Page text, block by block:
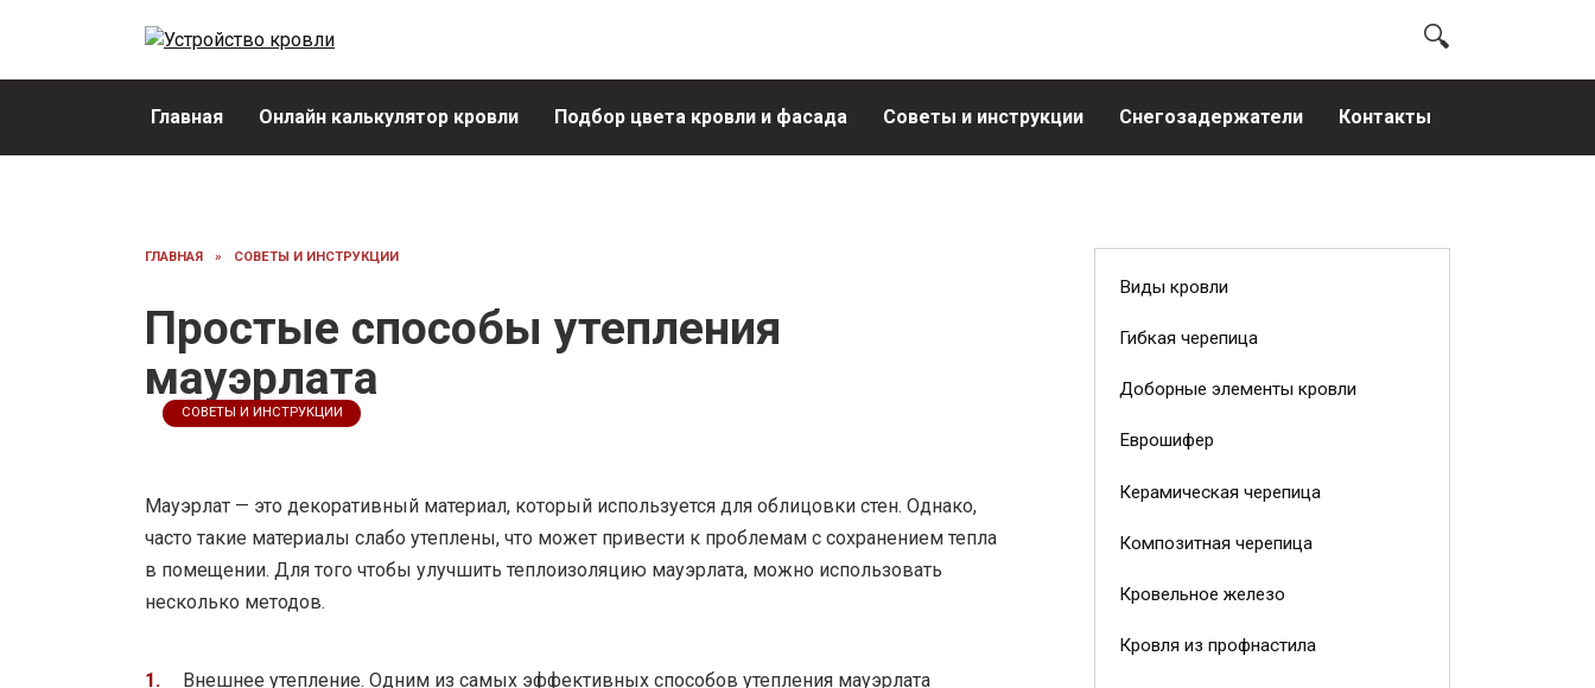
Главная Онлайн калькулятор кровли Подбор цвета кровли и фасада Советы и инструкции Снегозадержатели Контакты
ГЛАВНАЯ » СОВЕТЫ И ИНСТРУКЦИИ
Простые способы утепления
мауэрлата
СОВЕТЫ И ИНСТРУКЦИИ
Мауэрлат — это декоративный материал, который используется для облицовки стен. Однако,
часто такие материалы слабо утеплены, что может привести к проблемам с сохранением тепла
в помещении. Для того чтобы улучшить теплоизоляцию мауэрлата, можно использовать
несколько методов.
Внешнее утепление. Одним из самых эффективных способов утепления мауэрлата
Виды кровли
Гибкая черепица
Доборные элементы кровли
Еврошифер
Керамическая черепица
Композитная черепица
Кровельное железо
Кровля из профнастила